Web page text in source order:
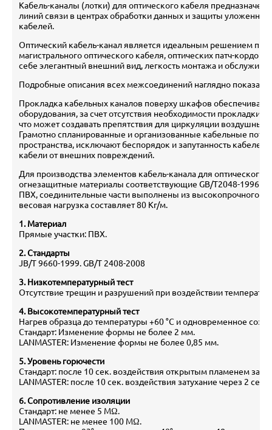
Кабель-каналы (лотки) для оптического кабеля
линий связи в центрах обработки данных и защиты
кабелей.
Оптический кабель-канал является идеальным решением при
магистрального оптического кабеля, оптических патч-
себе элегантный внешний вид, легкость монтажа и
Подробные описания всех межсоединений наглядно
Прокладка кабельных каналов поверху шкафов
оборудования, за счет отсутствия необходимости прокладки
что может создавать препятствия для циркуляции
Грамотно спланированные и организованные кабельные
пространства, исключают беспорядок и запутанность
кабели от внешних повреждений.
Для производства элементов кабель-канала для оптического
огнезащитные материалы соответствующие GB/T2048-1996
ПВХ, соединительные части выполнены из высокопрочного
весовая нагрузка составляет 80 Кг/м.
1. Материал
Прямые участки: ПВХ.
2. Стандарты
JB/T 9660-1999. GB/T 2408-2008
3. Низкотемпературный тест
Отсутствие трещин и разрушений при воздействии
4. Высокотемпературный тест
Нагрев образца до температуры +60 °С и одновременное
Стандарт: Изменение формы не более 2 мм.
LANMASTER: Изменение формы не более 0,85 мм.
5. Уровень горючести
Стандарт: после 10 сек. воздействия открытым пламенем
LANMASTER: после 10 сек. воздействия затухание через 2 сек.
6. Сопротивление изоляции
Стандарт: не менее 5 MΩ.
LANMASTER: не менее 100 MΩ.